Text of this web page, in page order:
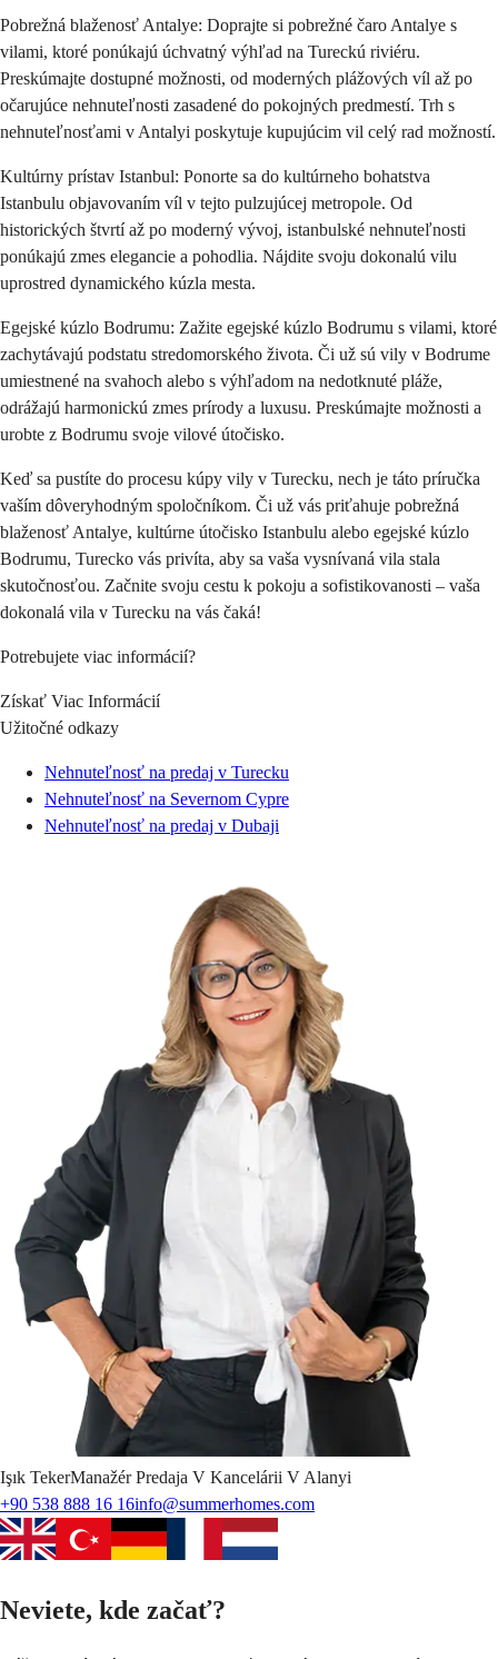
Pobrežná blaženosť Antalye: Doprajte si pobrežné čaro Antalye s
vilami, ktoré ponúkajú úchvatný výhľad na Tureckú riviéru.
Preskúmajte dostupné možnosti, od moderných plážových víl až po
očarujúce nehnuteľnosti zasadené do pokojných predmestí. Trh s
nehnuteľnosťami v Antalyi poskytuje kupujúcim vil celý rad možností.
Kultúrny prístav Istanbul: Ponorte sa do kultúrneho bohatstva
Istanbulu objavovaním víl v tejto pulzujúcej metropole. Od
historických štvrtí až po moderný vývoj, istanbulské nehnuteľnosti
ponúkajú zmes elegancie a pohodlia. Nájdite svoju dokonalú vilu
uprostred dynamického kúzla mesta.
Egejské kúzlo Bodrumu: Zažite egejské kúzlo Bodrumu s vilami, ktoré
zachytávajú podstatu stredomorského života. Či už sú vily v Bodrume
umiestnené na svahoch alebo s výhľadom na nedotknuté pláže,
odrážajú harmonickú zmes prírody a luxusu. Preskúmajte možnosti a
urobte z Bodrumu svoje vilové útočisko.
Keď sa pustíte do procesu kúpy vily v Turecku, nech je táto príručka
vaším dôveryhodným spoločníkom. Či už vás priťahuje pobrežná
blaženosť Antalye, kultúrne útočisko Istanbulu alebo egejské kúzlo
Bodrumu, Turecko vás privíta, aby sa vaša vysnívaná vila stala
skutočnosťou. Začnite svoju cestu k pokoju a sofistikovanosti – vaša
dokonalá vila v Turecku na vás čaká!
Potrebujete viac informácií?
Získať Viac Informácií
Užitočné odkazy
Nehnuteľnosť na predaj v Turecku
Nehnuteľnosť na Severnom Cypre
Nehnuteľnosť na predaj v Dubaji
Işık TekerManažér Predaja V Kancelárii V Alanyi
+90 538 888 16 16info@summerhomes.com
Neviete, kde začať?